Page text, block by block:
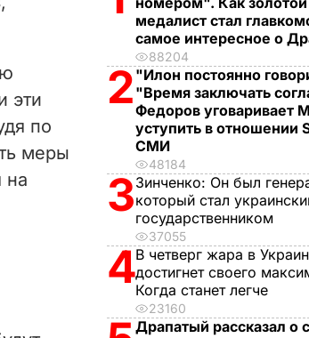
эти
по
меры
на
медалист стал
самое интересное о
88204
2 "Илон постоянно
"Время заключать
Федоров уговаривает
уступить в отношении
СМИ
48184
3Зинченко: Он был
который стал
государственником
37055
4В четверг жара в
достигнет своего
Когда станет легче
23160
Драпатый рассказал о